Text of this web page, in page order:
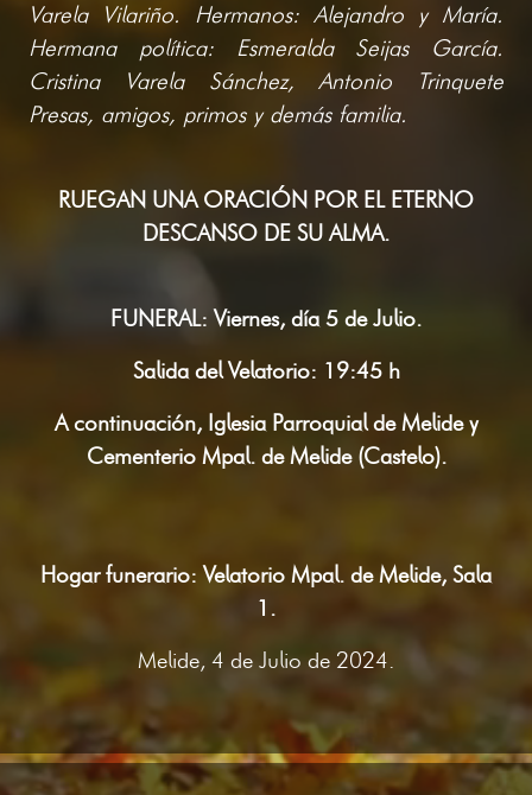
Varela Vilariño. Hermanos: Alejandro y María.
Hermana política: Esmeralda Seijas García.
Cristina Varela Sánchez, Antonio Trinquete
Presas, amigos, primos y demás familia.
RUEGAN UNA ORACIÓN POR EL ETERNO
DESCANSO DE SU ALMA.
FUNERAL: Viernes, día 5 de Julio.
Salida del Velatorio: 19:45 h
A continuación, Iglesia Parroquial de Melide y
Cementerio Mpal. de Melide (Castelo).
Hogar funerario: Velatorio Mpal. de Melide, Sala
1.
Melide, 4 de Julio de 2024.